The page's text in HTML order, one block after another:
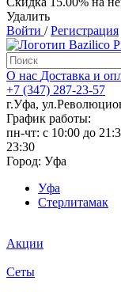
Удалить
Войти /Регистрация
О нас Доставка и
+7 (347) 287-23-57
г.Уфа,
График работы:
пн-чт: c 10:00 до
23:30
Город: Уфа
Уфа
Стерлитамак
Акции
Сеты